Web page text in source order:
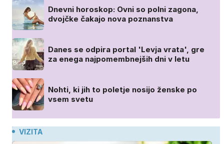
Dnevni horoskop: Ovni so polni zagona,
dvojčke čakajo nova poznanstva
Danes se odpira portal 'Levja vrata', gre
za enega najpomembnejših dni v letu
Nohti, ki jih to poletje nosijo ženske po
vsem svetu
VIZITA